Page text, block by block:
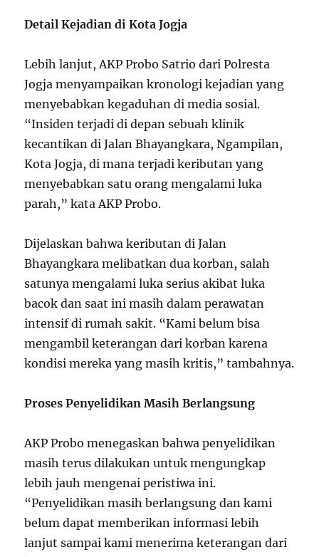
Detail Kejadian di Kota Jogja
Lebih lanjut, AKP Probo Satrio dari Polresta
Jogja menyampaikan kronologi kejadian yang
menyebabkan kegaduhan di media sosial.
“Insiden terjadi di depan sebuah klinik
kecantikan di Jalan Bhayangkara, Ngampilan,
Kota Jogja, di mana terjadi keributan yang
menyebabkan satu orang mengalami luka
parah,” kata AKP Probo.
Dijelaskan bahwa keributan di Jalan
Bhayangkara melibatkan dua korban, salah
satunya mengalami luka serius akibat luka
bacok dan saat ini masih dalam perawatan
intensif di rumah sakit. “Kami belum bisa
mengambil keterangan dari korban karena
kondisi mereka yang masih kritis,” tambahnya.
Proses Penyelidikan Masih Berlangsung
AKP Probo menegaskan bahwa penyelidikan
masih terus dilakukan untuk mengungkap
lebih jauh mengenai peristiwa ini.
“Penyelidikan masih berlangsung dan kami
belum dapat memberikan informasi lebih
lanjut sampai kami menerima keterangan dari